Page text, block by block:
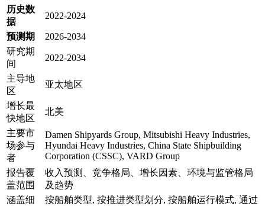
历史数
据
2022-2024
预测期
2026-2034
研究期
间
2022-2034
主导地
区
亚太地区
增长最
快地区
北美
主要市
场参与
者
Damen Shipyards Group, Mitsubishi Heavy Industries,
Hyundai Heavy Industries, China State Shipbuilding
Corporation (CSSC), VARD Group
报告覆
盖范围
收入预测、竞争格局、增长因素、环境与监管格局
及趋势
涵盖细
按船舶类型, 按推进类型划分, 按船舶运行模式, 通过